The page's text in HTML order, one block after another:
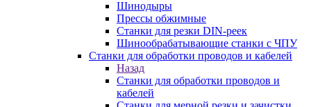
Шинодыры
Прессы обжимные
Станки для резки DIN-реек
Шинообрабатывающие станки с ЧПУ
Станки для обработки проводов и кабелей
Назад
Станки для обработки проводов и
кабелей